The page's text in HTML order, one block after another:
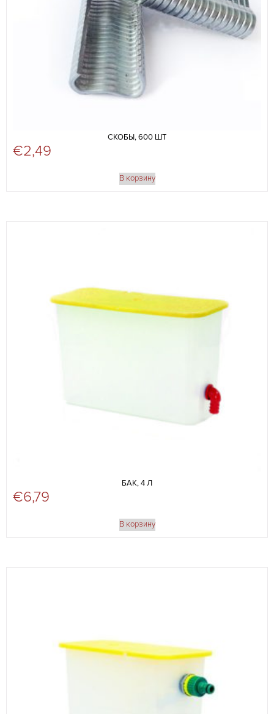
СКОБЫ, 600 ШТ
€2,49
В корзину
БАК, 4 Л
€6,79
В корзину